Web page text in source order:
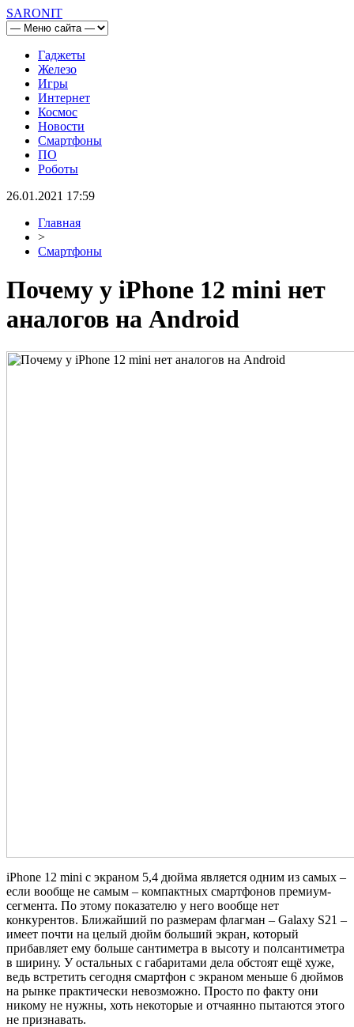
SARONIT
Гаджеты
Железо
Игры
Интернет
Космос
Новости
Смартфоны
ПО
Роботы
26.01.2021 17:59
Главная
>
Смартфоны
Почему у iPhone 12 mini нет
аналогов на Android
iPhone 12 mini с экраном 5,4 дюйма является одним из самых –
если вообще не самым – компактных смартфонов премиум-
сегмента. По этому показателю у него вообще нет
конкурентов. Ближайший по размерам флагман – Galaxy S21 –
имеет почти на целый дюйм больший экран, который
прибавляет ему больше сантиметра в высоту и полсантиметра
в ширину. У остальных с габаритами дела обстоят ещё хуже,
ведь встретить сегодня смартфон с экраном меньше 6 дюймов
на рынке практически невозможно. Просто по факту они
никому не нужны, хоть некоторые и отчаянно пытаются этого
не признавать.